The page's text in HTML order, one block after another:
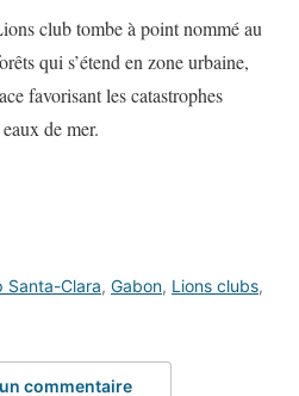
club tombe à point nommé au
qui s’étend en zone urbaine,
favorisant les catastrophes
de mer.
Santa-Clara, Gabon, Lions clubs,
commentaire